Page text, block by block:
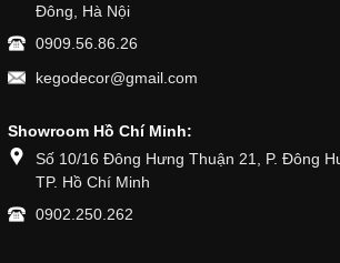
Đông, Hà Nội
0909.56.86.26
kegodecor@gmail.com
Showroom Hồ Chí Minh:
Số 10/16 Đông Hưng Thuận 21, P. Đông
TP. Hồ Chí Minh
0902.250.262